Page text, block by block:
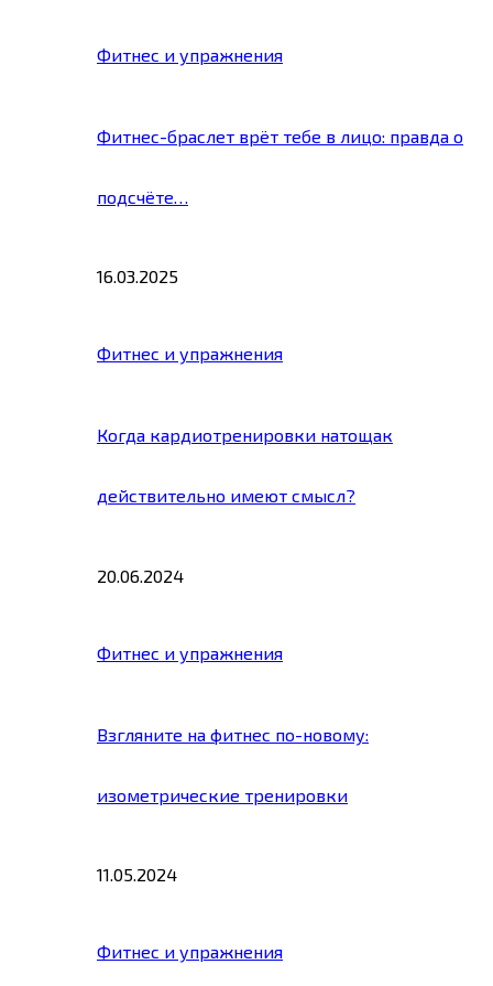
Фитнес и упражнения
Фитнес-браслет врёт тебе в лицо: правда о
подсчёте…
16.03.2025
Фитнес и упражнения
Когда кардиотренировки натощак
действительно имеют смысл?
20.06.2024
Фитнес и упражнения
Взгляните на фитнес по-новому:
изометрические тренировки
11.05.2024
Фитнес и упражнения